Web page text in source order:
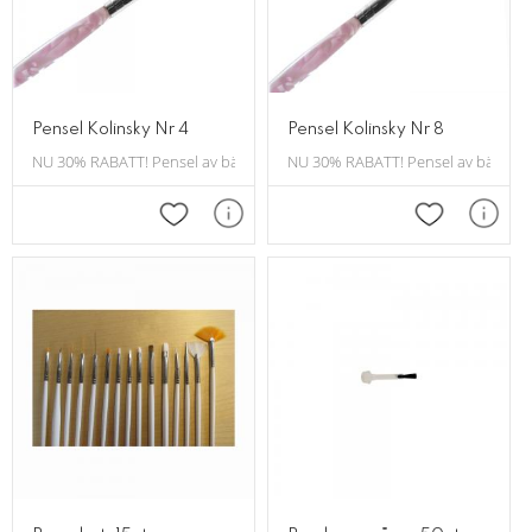
Pensel Kolinsky Nr 4
NU 30% RABATT! Pensel av bästa kvalitet. 14.5 cm lång.
Lägg till i favoriter
Pensel Kolinsky Nr 8
NU 30% RABATT! Pensel av bästa
Lägg till i